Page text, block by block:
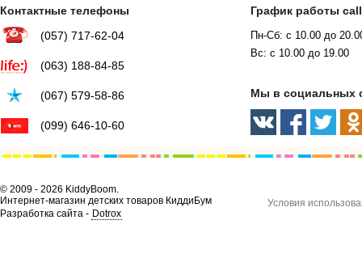
Контактные телефоны
(057) 717-62-04
(063) 188-84-85
(067) 579-58-86
(099) 646-10-60
График работы
Пн-Сб: с 10.00 до
Вс: с 10.00 до 19.00
Мы в социальных
© 2009 - 2026 KiddyBoom.
Интернет-магазин детских товаров КиддиБум
Разработка сайта - Dotrox
Условия